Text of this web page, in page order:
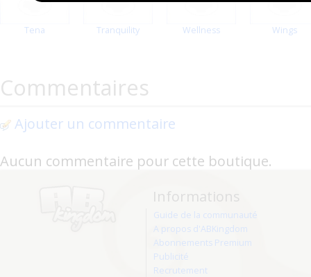
Tena Tranquility Wellness Wings
Commentaires
Ajouter un commentaire
Aucun commentaire pour cette boutique.
Informations
Guide de la communauté
A propos d'ABKingdom
Abonnements Premium
Publicité
Recrutement